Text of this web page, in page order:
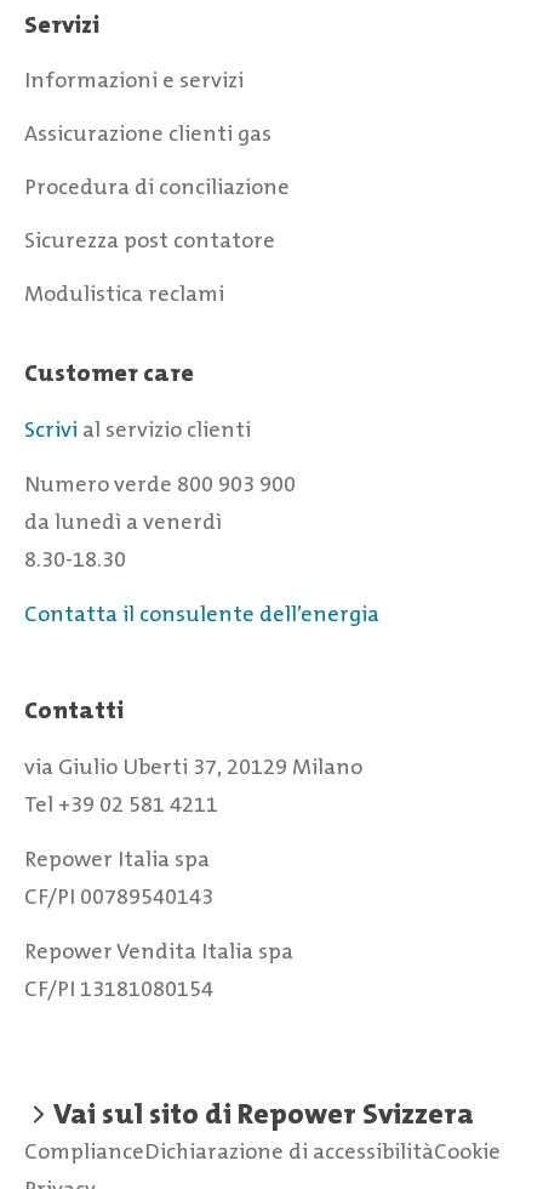
Servizi
Informazioni e servizi
Assicurazione clienti gas
Procedura di conciliazione
Sicurezza post contatore
Modulistica reclami
Customer care
Scrivi al servizio clienti
Numero verde 800 903 900
da lunedì a venerdì
8.30-18.30
Contatta il consulente dell’energia
Contatti
via Giulio Uberti 37, 20129 Milano
Tel +39 02 581 4211
Repower Italia spa
CF/PI 00789540143
Repower Vendita Italia spa
CF/PI 13181080154
Vai sul sito di Repower Svizzera
ComplianceDichiarazione di accessibilitàCookie